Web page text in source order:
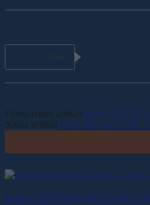
Föregående artikelInför V85
Nästa artikelElitloppshelgen 2026 –
Inför V85 ÖSTERSUND: